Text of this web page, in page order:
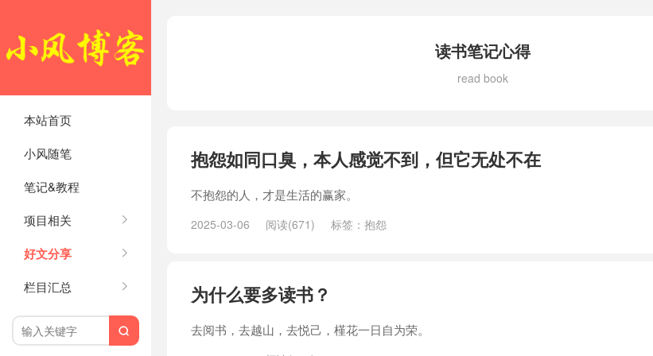
本站首页
小风随笔
笔记&教程
项目相关
好文分享
栏目汇总

读书笔记心得
read book
抱怨如同口臭，本人感觉不到，但它无处不在
不抱怨的人，才是生活的赢家。
2025-03-06 阅读(671) 标签： 抱怨
为什么要多读书？
去阅书，去越山，去悦己，槿花一日自为荣。